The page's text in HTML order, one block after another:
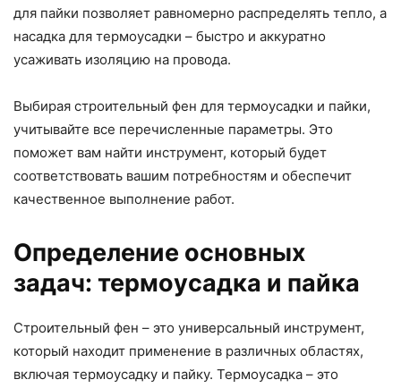
для пайки позволяет равномерно распределять тепло, а
насадка для термоусадки – быстро и аккуратно
усаживать изоляцию на провода.
Выбирая строительный фен для термоусадки и пайки,
учитывайте все перечисленные параметры. Это
поможет вам найти инструмент, который будет
соответствовать вашим потребностям и обеспечит
качественное выполнение работ.
Определение основных
задач: термоусадка и пайка
Строительный фен – это универсальный инструмент,
который находит применение в различных областях,
включая термоусадку и пайку. Термоусадка – это